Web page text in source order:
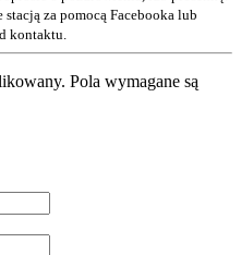
za pomocą Facebooka lub
kontaktu.
Pola wymagane są